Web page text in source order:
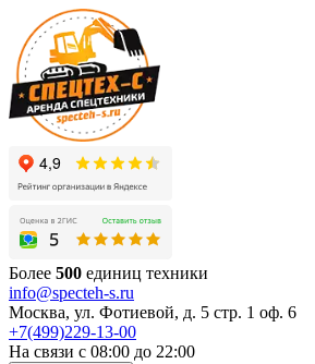
Более 500 единиц техники
info@specteh-s.ru
Москва, ул. Фотиевой, д. 5 стр. 1 оф. 6
+7(499)229-13-00
На связи с 08:00 до 22:00